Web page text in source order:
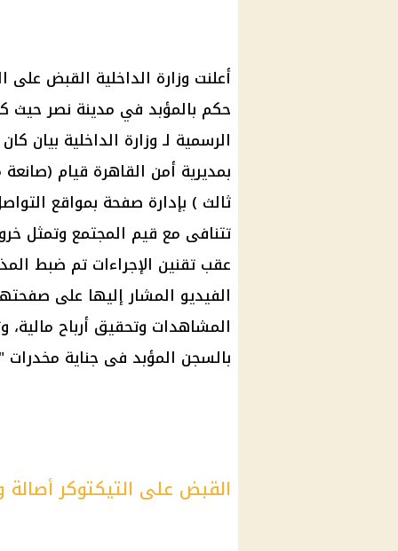
أعلنت وزارة الداخلية القبض
حكم بالمؤبد في مدينة نصر حيث
الرسمية لـ وزارة الداخلية بيان
بمديرية أمن القاهرة قيام
ثالث ) بإدارة صفحة بمواقع
تتنافى مع قيم المجتمع وتمثل
عقب تقنين الإجراءات تم ضبط
الفيديو المشار إليها على
المشاهدات وتحقيق أرباح
بالسجن المؤبد فى جناية
القبض على التيكتوكر